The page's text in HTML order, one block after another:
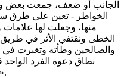
الجانب أو ضعف، جمعت بعض
الخواطر - تعين على طرق
منها، وجعلت لها
الخطى ونقتفي الأثر في طريق
والصالحين وطأته وتغبرت
نطاق دعوة الفرد الواحد
بعامته له أساليب ووسائل أخر».